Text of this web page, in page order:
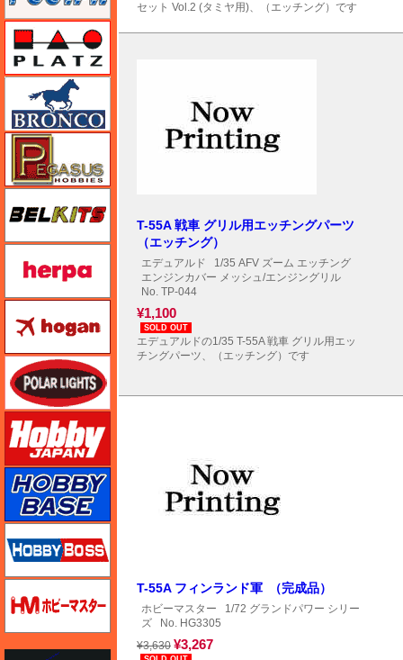
セット Vol.2 (タミヤ用)、（エッチング）です
T-55A 戦車 グリル用エッチングパーツ
（エッチング）
エデュアルド
1/35 AFV ズーム エッチング
エンジンカバー メッシュ/エンジングリル
No. TP-044
¥1,100
SOLD OUT
エデュアルドの1/35 T-55A 戦車 グリル用エッ
チングパーツ、（エッチング）です
T-55A フィンランド軍 （完成品）
ホビーマスター
1/72 グランドパワー シリー
ズ No. HG3305
¥3,630 ¥3,267
ペガサスホビー
ヘルパ（herpa）
ホーガンウイングス
ポーラライツ
ホビーマスター